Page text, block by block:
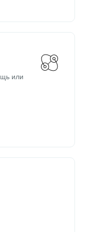
или